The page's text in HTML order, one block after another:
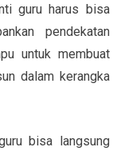
guru harus bisa
pendekatan
untuk membuat
dalam kerangka
bisa langsung